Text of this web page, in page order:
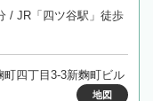
/ JR「四ツ谷駅」徒歩
四丁目3-3新麴町ビル
地図